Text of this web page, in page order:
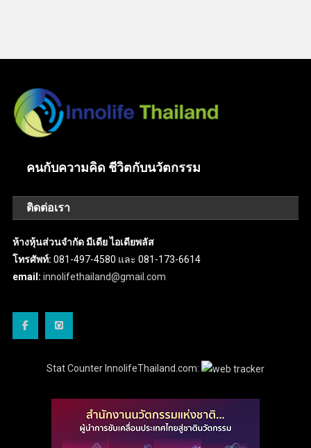
คนกับความคิด ชีวิตกับนวัตกรรม
ติดต่อเรา
ห้างหุ้นส่วนจำกัด มีเดีย ไอเดียพลัส
โทรศัพท์: 081-497-4580 และ 081-173-6614
email: innolifethailand@gmail.com
Stat Counter InnolifeThailand.com: